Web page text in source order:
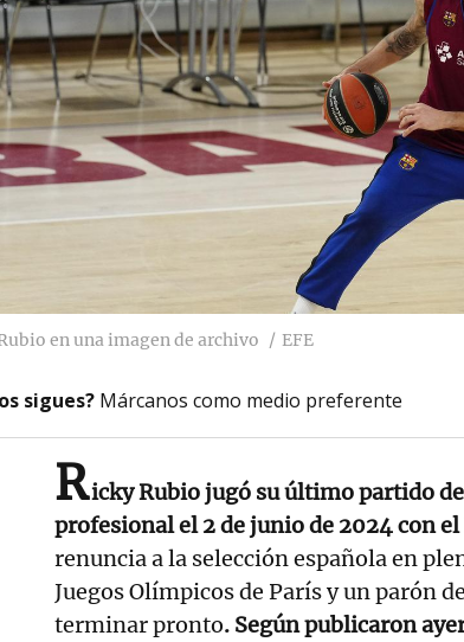
en una imagen de archivo EFE
sigues? Márcanos como medio preferente
Ricky Rubio jugó su último partido
profesional el 2 de junio de 2024 con el
renuncia a la selección española en
Juegos Olímpicos de París y un parón
terminar pronto. Según publicaron